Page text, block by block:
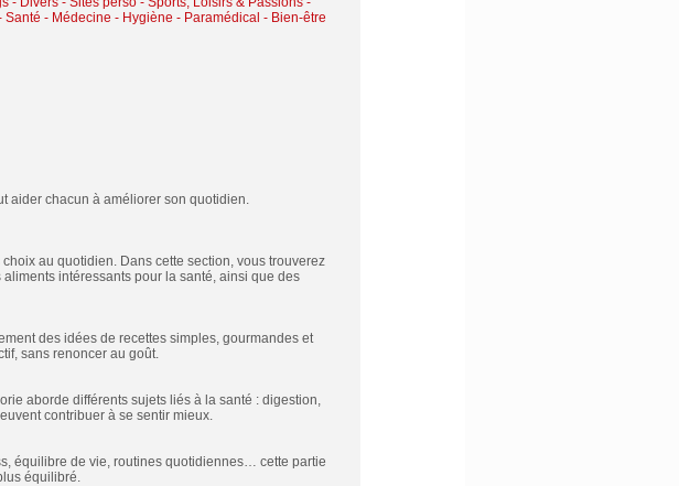
Santé - Médecine - Hygiène - Paramédical - Bien-être
aider chacun à améliorer son quotidien.
au quotidien. Dans cette section, vous trouverez
intéressants pour la santé, ainsi que des
des idées de recettes simples, gourmandes et
sans renoncer au goût.
aborde différents sujets liés à la santé : digestion,
contribuer à se sentir mieux.
équilibre de vie, routines quotidiennes… cette partie
équilibré.